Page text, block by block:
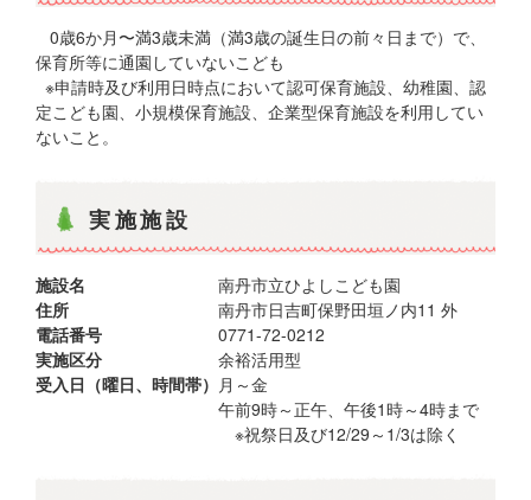
0歳6か月〜満3歳未満（満3歳の誕生日の前々日まで）で、
保育所等に通園していないこども
※申請時及び利用日時点において認可保育施設、幼稚園、認
定こども園、小規模保育施設、企業型保育施設を利用してい
ないこと。
実施施設
施設名
南丹市立ひよしこども園
住所
南丹市日吉町保野田垣ノ内11 外
電話番号
0771-72-0212
実施区分
余裕活用型
受入日（曜日、時間帯） 月～金
午前9時～正午、午後1時～4時まで
※祝祭日及び12/29～1/3は除く